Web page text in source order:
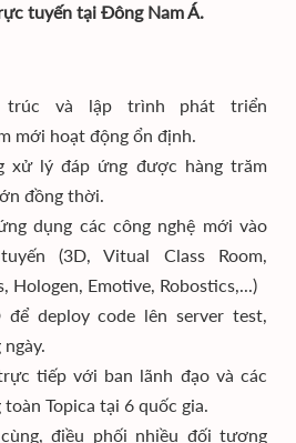
tuyến tại Đông Nam Á.
trúc và lập trình phát triển
mới hoạt động ổn định.
xử lý đáp ứng được hàng trăm
đồng thời.
dụng các công nghệ mới vào
(3D, Vitual Class Room,
Hologen, Emotive, Robostics,...)
deploy code lên server test,
tiếp với ban lãnh đạo và các
Topica tại 6 quốc gia.
điều phối nhiều đối tượng